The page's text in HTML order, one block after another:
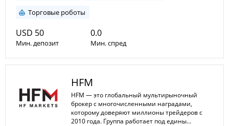
Торговые роботы
USD 50
Мин. депозит
0.0
Мин. спред
Макс. плечо
HFM
HFM — это глобальный мультирыночный
брокер с многочисленными наградами,
которому доверяют миллионы трейдеров с
2010 года. Группа работает под едины...